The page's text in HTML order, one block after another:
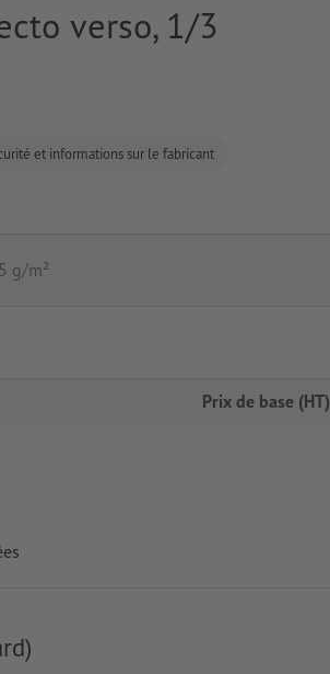
verso, 1/3
et informations sur le fabricant
g/m²
Prix de base (HT)